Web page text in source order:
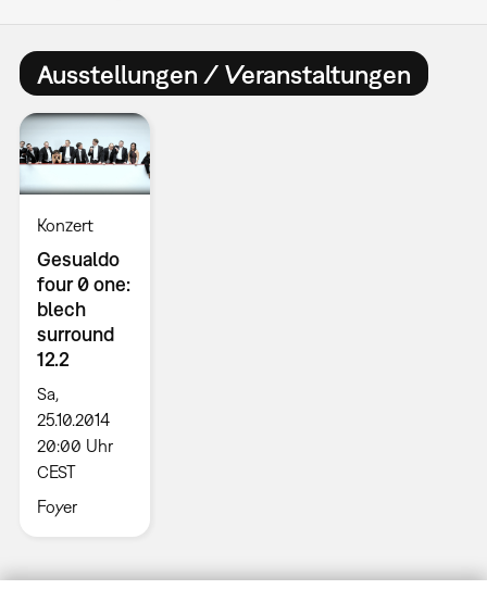
Ausstellungen / Veranstaltungen
Konzert
Gesualdo
four 0 one:
blech
surround
12.2
Sa,
25.10.2014
20:00 Uhr
CEST
Foyer